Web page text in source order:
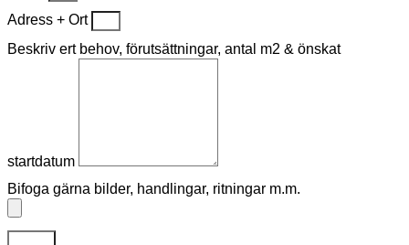
Adress + Ort
Beskriv ert behov, förutsättningar, antal m2 & önskat
startdatum
Bifoga gärna bilder, handlingar, ritningar m.m.